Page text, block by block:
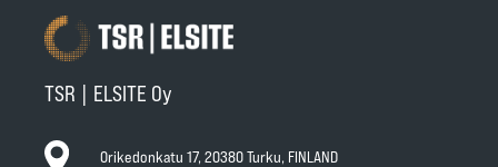
TSR | ELSITE Oy
Orikedonkatu 17, 20380 Turku, FINLAND